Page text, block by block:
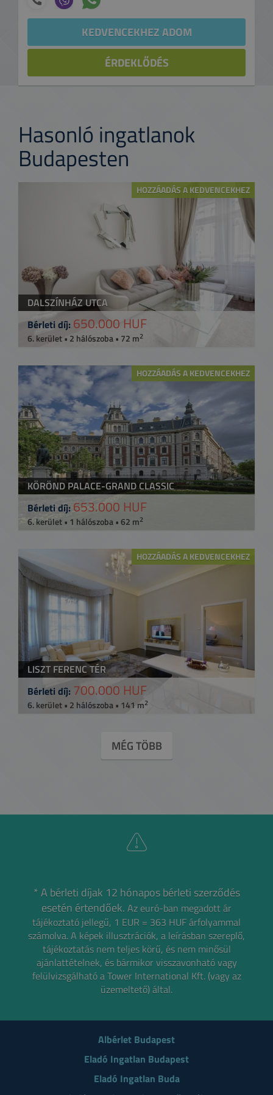
KEDVENCEKHEZ ADOM
ÉRDEKLŐDÉS
Hasonló ingatlanok
Budapesten
HOZZÁADÁS A KEDVENCEKHEZ
DALSZÍNHÁZ UTCA
Bérleti díj: 650.000 HUF
6. kerület • 2 hálószoba • 72 m2
HOZZÁADÁS A KEDVENCEKHEZ
KÖRÖND PALACE-GRAND CLASSIC
Bérleti díj: 653.000 HUF
6. kerület • 1 hálószoba • 62 m2
HOZZÁADÁS A KEDVENCEKHEZ
LISZT FERENC TÉR
Bérleti díj: 700.000 HUF
6. kerület • 2 hálószoba • 141 m2
MÉG TÖBB
* A bérleti díjak 12 hónapos bérleti szerződés
esetén értendőek. Az euró-ban megadott ár
tájékoztató jellegű, 1 EUR = 363 HUF árfolyammal
számolva.A képek illusztrációk, a leírásban szereplő,
tájékoztatás nem teljes körű, és nem minősül
ajánlattételnek, és bármikor visszavonható vagy
felülvizsgálható a Tower International Kft. (vagy az
üzemeltető) által.
Albérlet Budapest
Eladó Ingatlan Budapest
Eladó Ingatlan Buda